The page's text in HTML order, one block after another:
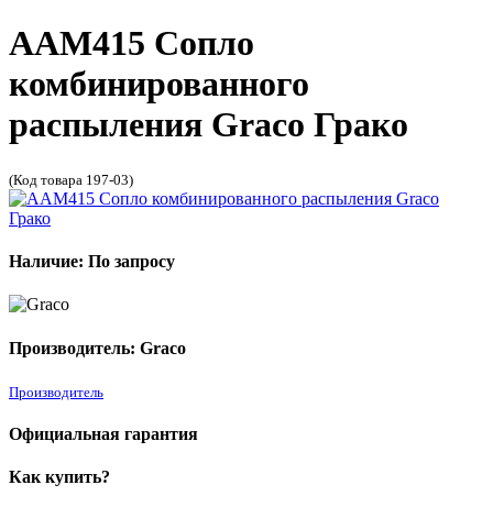
AAM415 Сопло
комбинированного
распыления Graco Грако
(Код товара 197-03)
Наличие: По запросу
Производитель: Graco
Производитель
Официальная гарантия
Как купить?